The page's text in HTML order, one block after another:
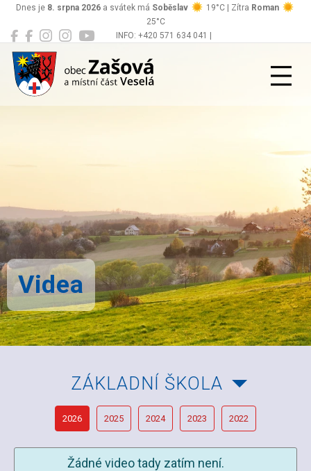
INFO: +420 571 634 041 |
Dnes je 8. srpna 2026 a svátek má Soběslav 19°C | Zítra Roman
25°C
Zašová
Videa
ZÁKLADNÍ ŠKOLA
2026 2025 2024 2023 2022
Žádné video tady zatím není.